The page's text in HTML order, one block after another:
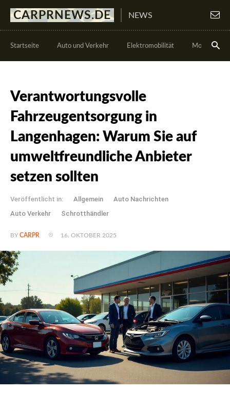
CARPRNEWS.DE NEWS
Startseite Auto und Verkehr Elektromobilität Motorsport
Verantwortungsvolle
Fahrzeugentsorgung in
Langenhagen: Warum Sie auf
umweltfreundliche Anbieter
setzen sollten
Veröffentlicht in: Allgemein
Auto Nachrichten
Auto Verkehr
Schrotthändler
BY CARPR 16. OKTOBER 2025